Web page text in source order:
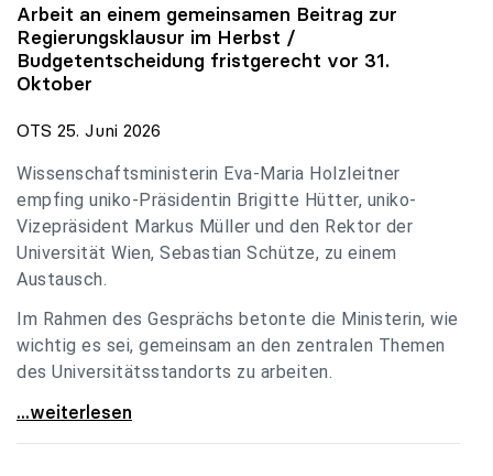
Arbeit an einem gemeinsamen Beitrag zur
Regierungsklausur im Herbst /
Budgetentscheidung fristgerecht vor 31.
Oktober
OTS 25. Juni 2026
Wissenschaftsministerin Eva-Maria Holzleitner
empfing uniko-Präsidentin Brigitte Hütter, uniko-
Vizepräsident Markus Müller und den Rektor der
Universität Wien, Sebastian Schütze, zu einem
Austausch.
Im Rahmen des Gesprächs betonte die Ministerin, wie
wichtig es sei, gemeinsam an den zentralen Themen
des Universitätsstandorts zu arbeiten.
Holzleitner empfing uniko-Spitze zum Austausch
...weiterlesen